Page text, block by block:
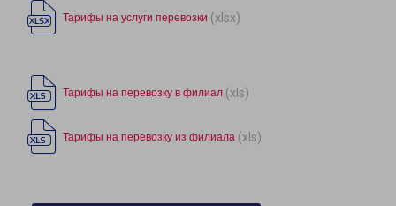
Тарифы на услуги перевозки (xlsx)
Тарифы на перевозку в филиал (xls)
Тарифы на перевозку из филиала (xls)